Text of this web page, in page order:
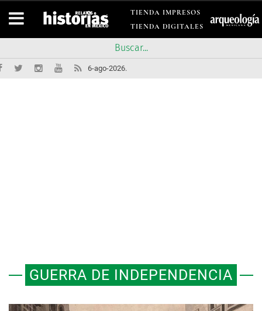
TIENDA IMPRESOS
TIENDA DIGITALES
6-ago-2026.
GUERRA DE INDEPENDENCIA